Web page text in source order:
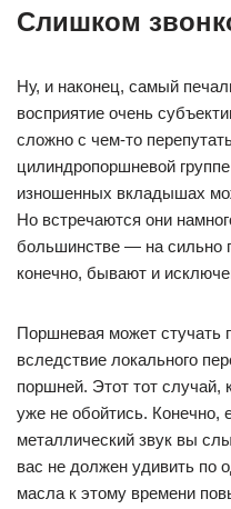
Слишком
Ну, и наконец, самый
восприятие очень
сложно с чем-то
цилиндропоршневой
изношенных вкладышах
Но встречаются они
большинстве — на сильно
конечно, бывают и
Поршневая может стучать
вследствие локального
поршней. Этот тот случай,
уже не обойтись. Конечно,
металлический звук вы
вас не должен удивить по
масла к этому времени